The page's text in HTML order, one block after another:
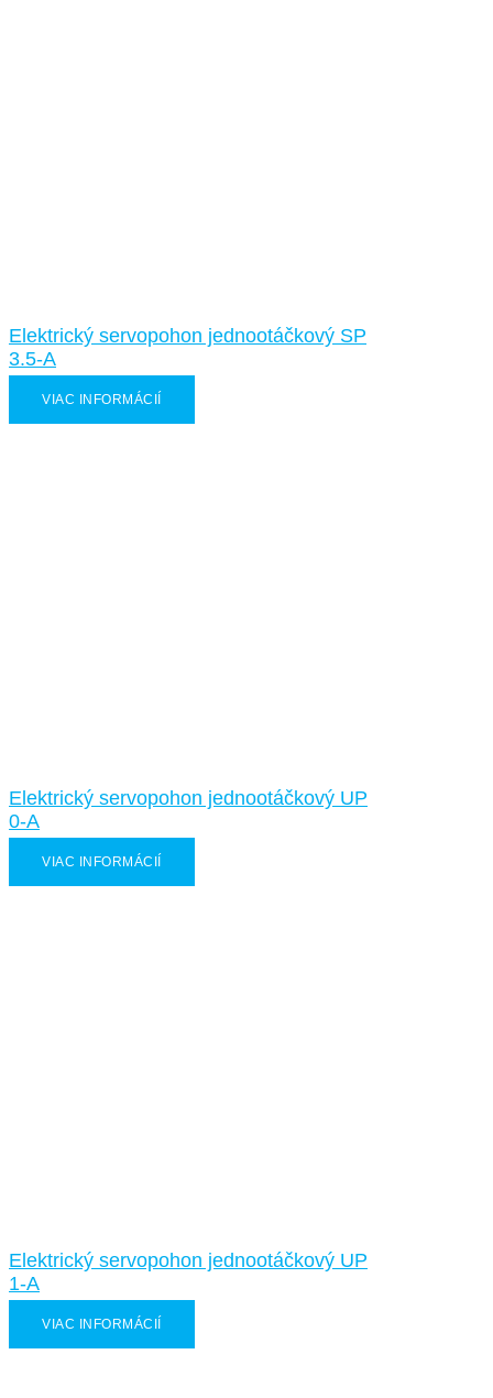
Elektrický servopohon jednootáčkový SP
3.5-A
VIAC INFORMÁCIÍ
Elektrický servopohon jednootáčkový UP
0-A
VIAC INFORMÁCIÍ
Elektrický servopohon jednootáčkový UP
1-A
VIAC INFORMÁCIÍ